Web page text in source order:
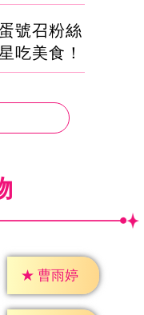
號召粉絲
吃美食！
★ 曹雨婷